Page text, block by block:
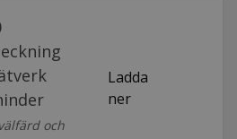
och
Ladda
ner